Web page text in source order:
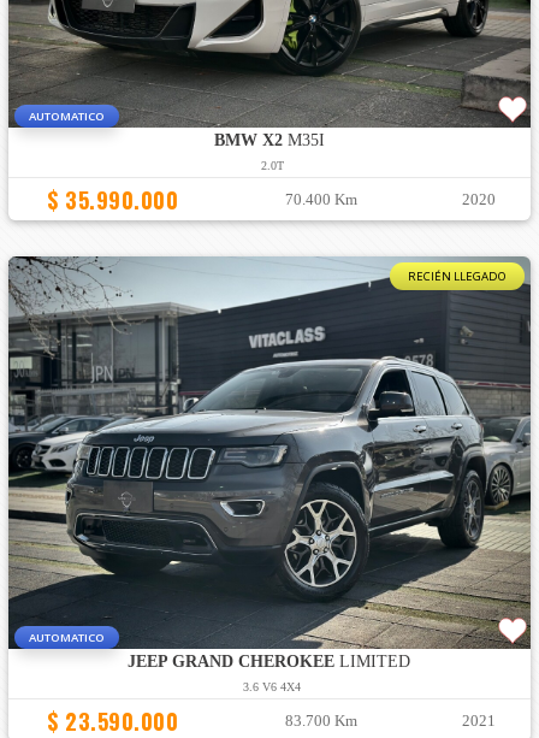
AUTOMATICO
BMW X2M35I
2.0T
$ 35.990.000 70.400 Km 2020
RECIÉN LLEGADO
AUTOMATICO
JEEP GRAND CHEROKEE LIMITED
3.6 V6 4X4
$ 23.590.000 83.700 Km 2021